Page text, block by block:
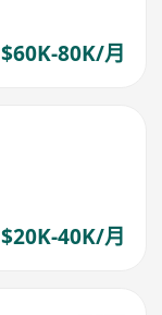
$60K-80K/月
$20K-40K/月